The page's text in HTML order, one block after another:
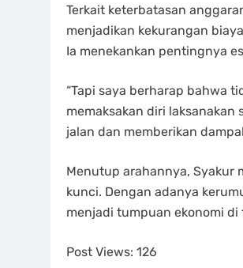
Terkait keterbatasan
menjadikan kekurangan
Ia menekankan pentingnya
“Tapi saya berharap bahwa
memaksakan diri
jalan dan memberikan
Menutup arahannya, Syakur
kunci. Dengan adanya
menjadi tumpuan ekonomi
Post Views: 126